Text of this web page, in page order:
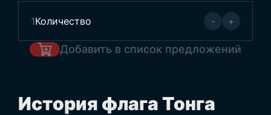
1Количество - +
Добавить в список предложений
История флага Тонга